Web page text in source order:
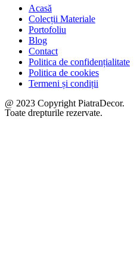
Acasă
Colecții Materiale
Portofoliu
Blog
Contact
Politica de confidențialitate
Politica de cookies
Termeni și condiții
@ 2023 Copyright PiatraDecor.
Toate drepturile rezervate.